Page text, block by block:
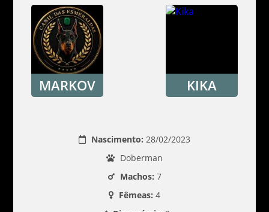
MARKOV KIKA
Nascimento: 28/02/2023
Doberman
Machos: 7
Fêmeas: 4